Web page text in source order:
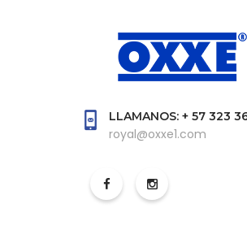
LLAMANOS: + 57 323
royal@oxxe1.com